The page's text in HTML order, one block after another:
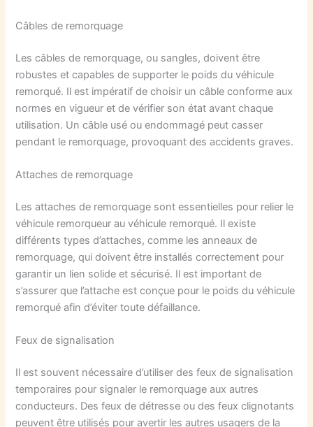
Câbles de remorquage
Les câbles de remorquage, ou sangles, doivent être
robustes et capables de supporter le poids du véhicule
remorqué. Il est impératif de choisir un câble conforme aux
normes en vigueur et de vérifier son état avant chaque
utilisation. Un câble usé ou endommagé peut casser
pendant le remorquage, provoquant des accidents graves.
Attaches de remorquage
Les attaches de remorquage sont essentielles pour relier le
véhicule remorqueur au véhicule remorqué. Il existe
différents types d’attaches, comme les anneaux de
remorquage, qui doivent être installés correctement pour
garantir un lien solide et sécurisé. Il est important de
s’assurer que l’attache est conçue pour le poids du véhicule
remorqué afin d’éviter toute défaillance.
Feux de signalisation
Il est souvent nécessaire d’utiliser des feux de signalisation
temporaires pour signaler le remorquage aux autres
conducteurs. Des feux de détresse ou des feux clignotants
peuvent être utilisés pour avertir les autres usagers de la